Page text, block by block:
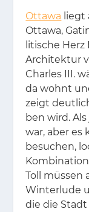
Ottawa liegt
Ot­ta­wa,
li­ti­sche
Ar­chi­tek­tur
Charles III.
da wohnt
zeigt
ben wird.
war, aber es
be­su­chen,
Toll müs­sen
Win­ter­lu­de
die die